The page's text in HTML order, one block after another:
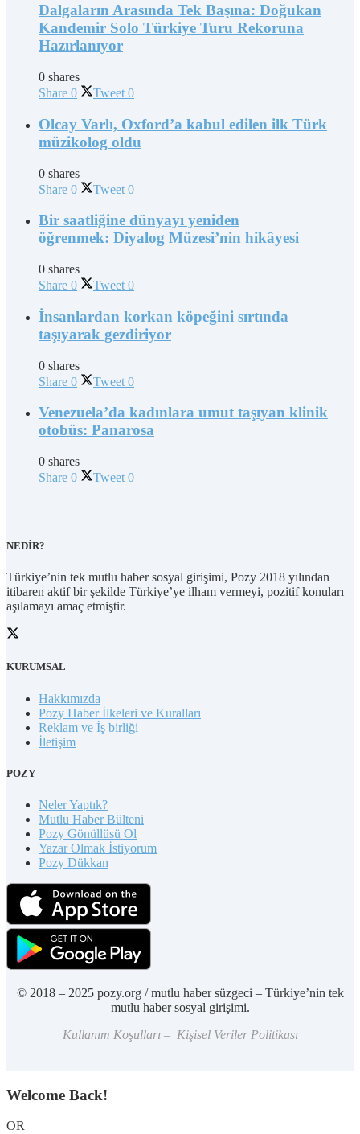
Dalgaların Arasında Tek Başına: Doğukan
Kandemir Solo Türkiye Turu Rekoruna
Hazırlanıyor
0 shares
Share 0 Tweet 0
Olcay Varlı, Oxford’a kabul edilen ilk Türk
müzikolog oldu
0 shares
Share 0 Tweet 0
Bir saatliğine dünyayı yeniden
öğrenmek: Diyalog Müzesi’nin hikâyesi
0 shares
Share 0 Tweet 0
İnsanlardan korkan köpeğini sırtında
taşıyarak gezdiriyor
0 shares
Share 0 Tweet 0
Venezuela’da kadınlara umut taşıyan klinik
otobüs: Panarosa
0 shares
Share 0 Tweet 0
NEDİR?
Türkiye’nin tek mutlu haber sosyal girişimi, Pozy 2018 yılından
itibaren aktif bir şekilde Türkiye’ye ilham vermeyi, pozitif konuları
aşılamayı amaç etmiştir.
KURUMSAL
Hakkımızda
Pozy Haber İlkeleri ve Kuralları
Reklam ve İş birliği
İletişim
POZY
Neler Yaptık?
Mutlu Haber Bülteni
Pozy Gönüllüsü Ol
Yazar Olmak İstiyorum
Pozy Dükkan
© 2018 – 2025 pozy.org / mutlu haber süzgeci – Türkiye’nin tek
mutlu haber sosyal girişimi.
Kullanım Koşulları – Kişisel Veriler Politikası
Welcome Back!
OR